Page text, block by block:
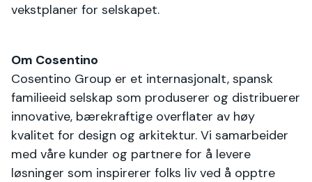
vekstplaner for selskapet.
Om Cosentino
Cosentino Group er et internasjonalt, spansk
familieeid selskap som produserer og distribuerer
innovative, bærekraftige overflater av høy
kvalitet for design og arkitektur. Vi samarbeider
med våre kunder og partnere for å levere
løsninger som inspirerer folks liv ved å opptre